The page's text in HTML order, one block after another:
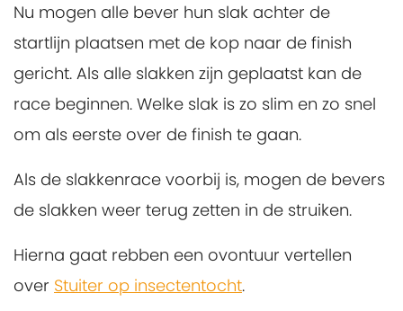
Nu mogen alle bever hun slak achter de
startlijn plaatsen met de kop naar de finish
gericht. Als alle slakken zijn geplaatst kan de
race beginnen. Welke slak is zo slim en zo snel
om als eerste over de finish te gaan.
Als de slakkenrace voorbij is, mogen de bevers
de slakken weer terug zetten in de struiken.
Hierna gaat rebben een ovontuur vertellen
over Stuiter op insectentocht.